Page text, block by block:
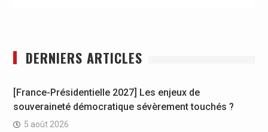
DERNIERS ARTICLES
[France-Présidentielle 2027] Les enjeux de
souveraineté démocratique sévèrement touchés ?
5 août 2026